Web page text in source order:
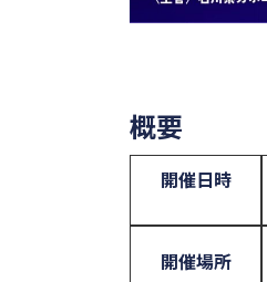
概要
開催日時
開催場所